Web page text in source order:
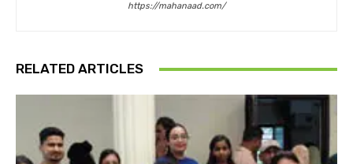
https://mahanaad.com/
RELATED ARTICLES